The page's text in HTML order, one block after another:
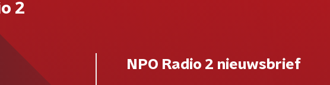
2
NPO Radio 2 nieuwsbrief